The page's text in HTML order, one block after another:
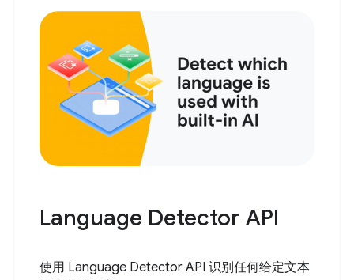
Language Detector API
使用 Language Detector API 识别任何给定文本